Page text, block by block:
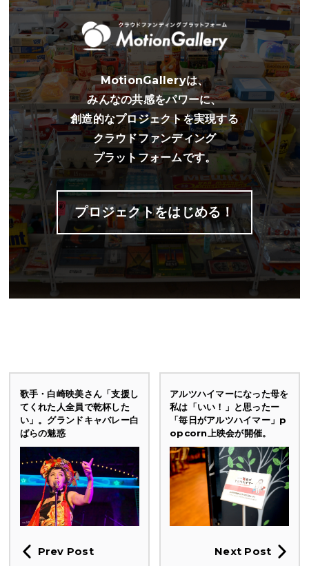
してくれたもの”
MotionGalleryは、
みんなの共感をパワーに、
創造的なプロジェクトを実現する
クラウドファンディング
プラットフォームです。
プロジェクトをはじめる！
歌手・白崎映美さん「支援し
てくれた人全員で乾杯した
い」。グランドキャバレー白
ばらの魅惑
Prev Post
アルツハイマーになった母を
私は「いい！」と思ったー
「毎日がアルツハイマー」p
opcorn上映会が開催。
Next Post